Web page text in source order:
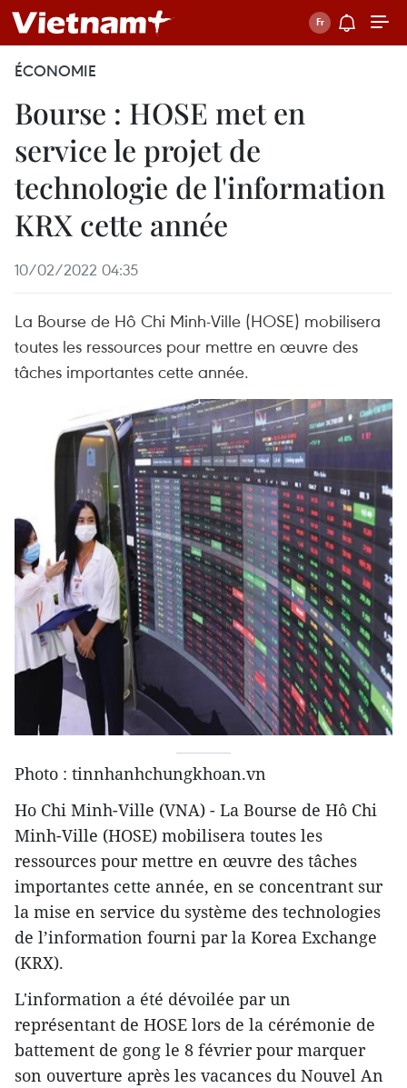
ÉCONOMIE
Bourse : HOSE met en
service le projet de
technologie de l'information
KRX cette année
10/02/2022 04:35
La Bourse de Hô Chi Minh-Ville (HOSE) mobilisera
toutes les ressources pour mettre en œuvre des
tâches importantes cette année.
Photo : tinnhanhchungkhoan.vn
Ho Chi Minh-Ville (VNA) - La Bourse de Hô Chi
Minh-Ville (HOSE) mobilisera toutes les
ressources pour mettre en œuvre des tâches
importantes cette année, en se concentrant sur
la mise en service du système des technologies
de l’information fourni par la Korea Exchange
(KRX).
L'information a été dévoilée par un
représentant de HOSE lors de la cérémonie de
battement de gong le 8 février pour marquer
son ouverture après les vacances du Nouvel An